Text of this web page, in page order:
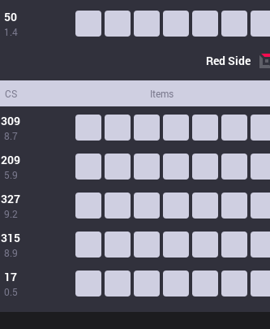
50
1.4
RedSide
CS Items
309
8.7
209
5.9
327
9.2
315
8.9
17
0.5